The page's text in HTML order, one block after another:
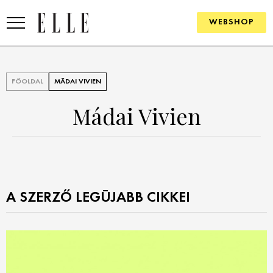
WEBSHOP
ELLE DIGITAL
GOURMET AWARDS
FŐOLDAL MÁDAI VIVIEN
Mádai Vivien
A SZERZŐ LEGÚJABB CIKKEI